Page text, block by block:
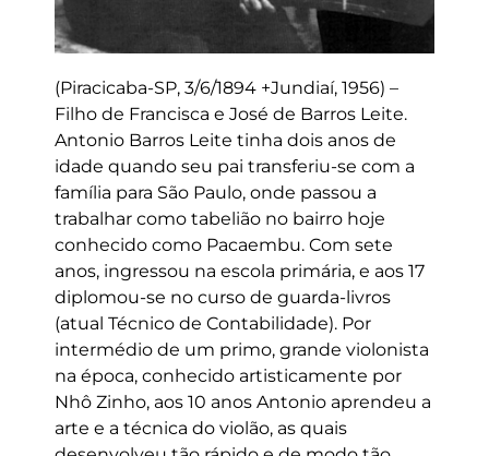
(Piracicaba-SP, 3/6/1894 +Jundiaí, 1956) –
Filho de Francisca e José de Barros Leite.
Antonio Barros Leite tinha dois anos de
idade quando seu pai transferiu-se com a
família para São Paulo, onde passou a
trabalhar como tabelião no bairro hoje
conhecido como Pacaembu. Com sete
anos, ingressou na escola primária, e aos 17
diplomou-se no curso de guarda-livros
(atual Técnico de Contabilidade). Por
intermédio de um primo, grande violonista
na época, conhecido artisticamente por
Nhô Zinho, aos 10 anos Antonio aprendeu a
arte e a técnica do violão, as quais